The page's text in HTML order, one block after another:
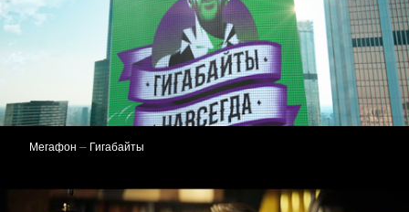
Мегафон — Гигабайты